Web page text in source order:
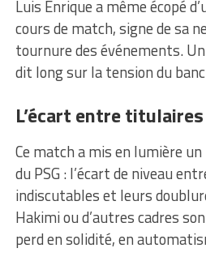
Luis Enrique a même écopé
cours de match, signe de sa
tournure des événements.
dit long sur la tension du
L’écart entre
Ce match a mis en lumière
du PSG : l’écart de niveau
indiscutables et leurs
Hakimi ou d’autres cadres
perd en solidité, en